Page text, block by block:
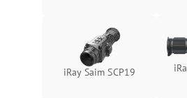
Неисправность системы
защиты от замыкания
1500 ₽
Неисправность системы
iRay Saim SCP19